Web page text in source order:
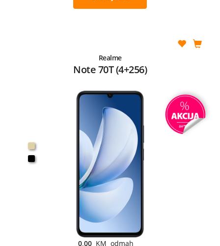
Realme
Note 70T (4+256)
0,00 KM odmah